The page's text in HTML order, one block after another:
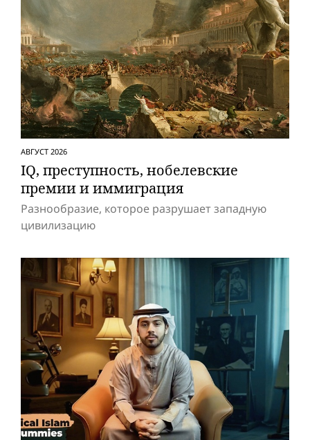
АВГУСТ 2026
IQ, преступность, нобелевские
премии и иммиграция
Разнообразие, которое разрушает западную
цивилизацию